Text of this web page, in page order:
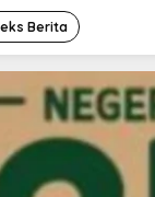
Berita